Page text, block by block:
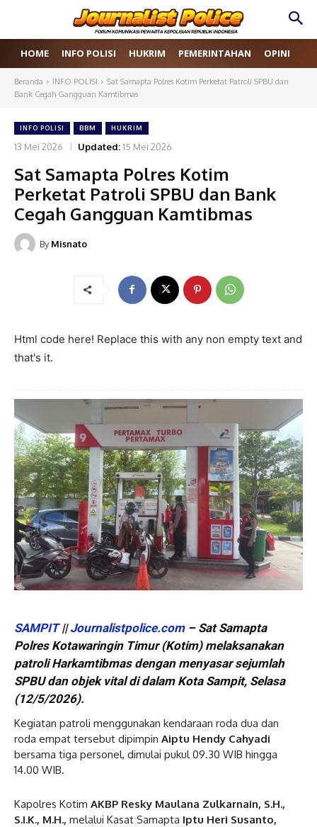
HOME INFO POLISI HUKRIM PEMERINTAHAN OPINI
Beranda INFO POLISI
Sat Samapta Polres Kotim Perketat Patroli SPBU dan
Bank Cegah Gangguan Kamtibmas
INFO POLISI BBM HUKRIM
13 Mei 2026 Updated:15 Mei 2026
Sat Samapta Polres Kotim
Perketat Patroli SPBU dan Bank
Cegah Gangguan Kamtibmas
By Misnato
Html code here! Replace this with any non empty text and
that's it.
SAMPIT||Journalistpolice.com– Sat Samapta
Polres Kotawaringin Timur (Kotim) melaksanakan
patroli Harkamtibmas dengan menyasar sejumlah
SPBU dan objek vital di dalam Kota Sampit, Selasa
(12/5/2026).
Kegiatan patroli menggunakan kendaraan roda dua dan
roda empat tersebut dipimpin Aiptu Hendy Cahyadi
bersama tiga personel, dimulai pukul 09.30 WIB hingga
14.00 WIB.
Kapolres Kotim AKBP Resky Maulana Zulkarnain, S.H.,
S.I.K., M.H., melalui Kasat Samapta Iptu Heri Susanto,